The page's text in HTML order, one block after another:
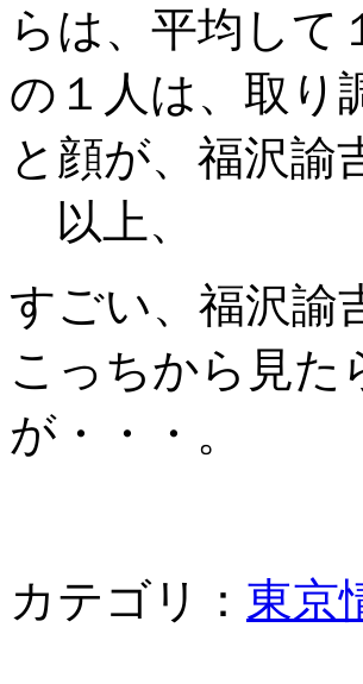
らは、平均して
の１人は、取り
と顔が、福沢諭
以上、
すごい、福沢諭
こっちから見た
が・・・。
カテゴリ： 東京